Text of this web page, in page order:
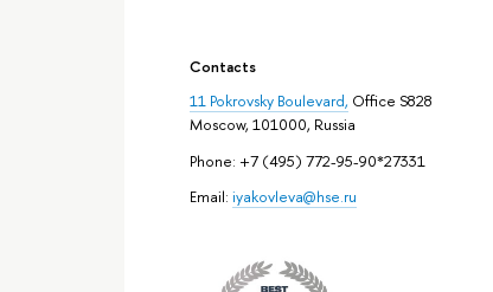
Contacts
11 Pokrovsky Boulevard, Office S828
Moscow, 101000, Russia
Phone: +7 (495) 772-95-90*27331
Email: iyakovleva@hse.ru